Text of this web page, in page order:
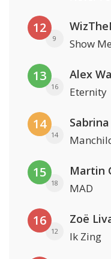
12
9 Show
13
16
Alex
Eternity
14
14
15
18
Martin
MAD
16
12
Zoë
Ik Zing